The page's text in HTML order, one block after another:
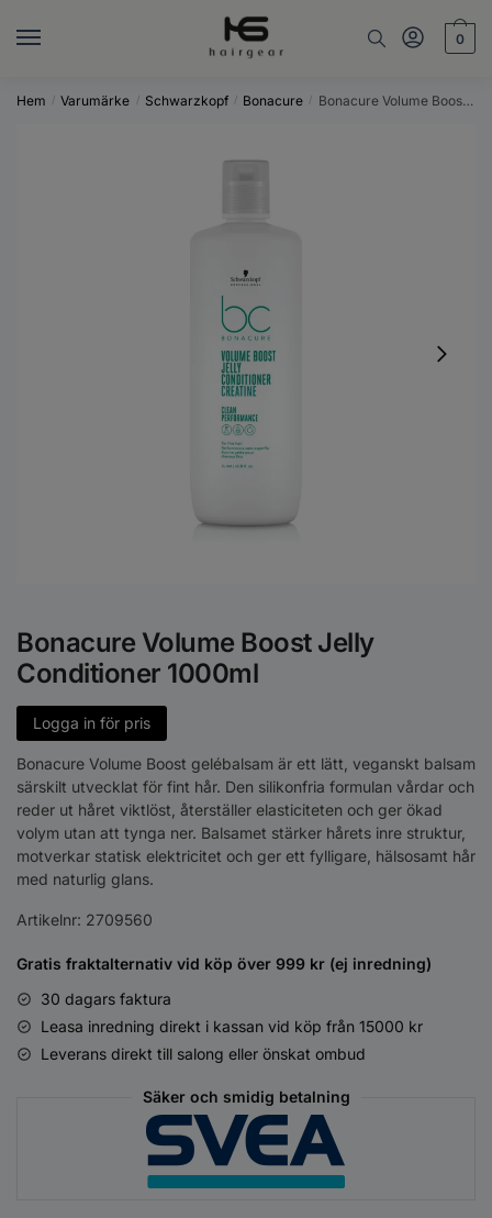
0
Hem / Varumärke / Schwarzkopf / Bonacure / Bonacure Volume Boost Jelly Conditioner 1000ml
Bonacure Volume Boost Jelly
Conditioner 1000ml
Logga in för pris
Bonacure Volume Boost gelébalsam är ett lätt, veganskt balsam
särskilt utvecklat för fint hår. Den silikonfria formulan vårdar och
reder ut håret viktlöst, återställer elasticiteten och ger ökad
volym utan att tynga ner. Balsamet stärker hårets inre struktur,
motverkar statisk elektricitet och ger ett fylligare, hälsosamt hår
med naturlig glans.
Artikelnr: 2709560
Gratis fraktalternativ vid köp över 999 kr (ej inredning)
30 dagars faktura
Leasa inredning direkt i kassan vid köp från 15000 kr
Leverans direkt till salong eller önskat ombud
Säker och smidig betalning